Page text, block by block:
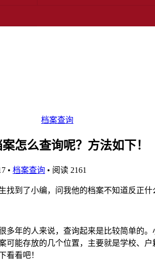
档案查询
怎么查询呢？方法如下！
• 档案查询 • 阅读 2161
找到了小编，问我他的档案不知道反正什
多年的人来说，查询起来是比较简单的
可能存放的几个位置，主要就是学校、
看看吧！